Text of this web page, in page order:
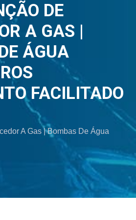
DE
A GAS |
ÁGUA
FACILITADO
A Gas | Bombas De Água